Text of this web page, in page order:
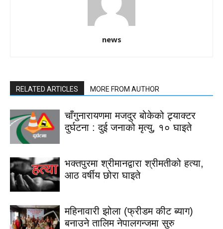
news
RELATED ARTICLES MORE FROM AUTHOR
चाँगुनारायणमा मजदुर बोकेको ट्र्याक्टर
दुर्घटना : दुई जनाको मृत्यु, १० घाइते
भक्तपुरमा श्रीमानद्वारा श्रीमतीको हत्या,
आठ वर्षीय छोरा घाइते
महिनावारी झोला (फ्रीडम कीट ब्याग)
बनाउने तालिम नेपालगन्जमा सुरु